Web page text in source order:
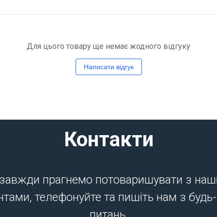
Для цього товару ще немає жодного відгуку
Написати відгук
Контакти
прагнемо потоваришувати з
телефонуйте та пишіть нам з